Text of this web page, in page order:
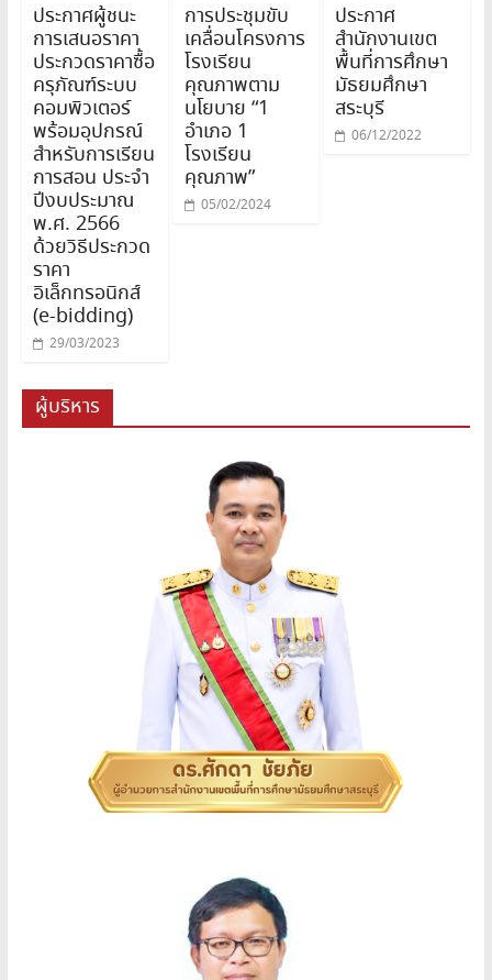
ประกาศผู้ชนะ
การเสนอราคา
ประกวดราคาซื้อ
ครุภัณฑ์ระบบ
คอมพิวเตอร์
พร้อมอุปกรณ์
สำหรับการเรียน
การสอน ประจำ
ปีงบประมาณ
พ.ศ. 2566
ด้วยวิธีประกวด
ราคา
อิเล็กทรอนิกส์
(e-bidding)
29/03/2023
การประชุมขับ
เคลื่อนโครงการ
โรงเรียน
คุณภาพตาม
นโยบาย “1
อำเภอ 1
โรงเรียน
คุณภาพ”
05/02/2024
ประกาศ
สำนักงานเขต
พื้นที่การศึกษา
มัธยมศึกษา
สระบุรี
06/12/2022
ผู้บริหาร